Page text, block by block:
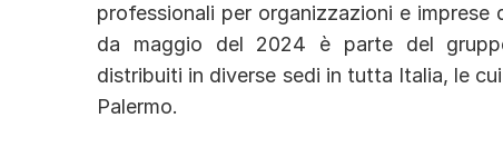
professionali per organizzazioni e
da maggio del 2024 è parte del
distribuiti in diverse sedi in tutta Italia, le
Palermo.